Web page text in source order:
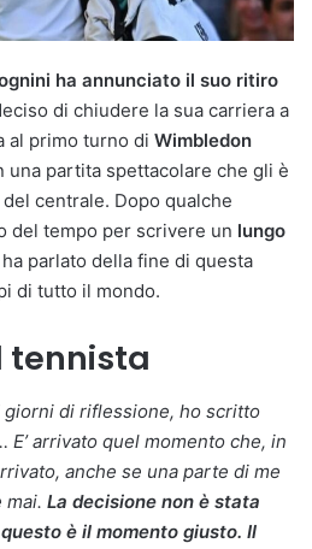
ha annunciato il suo ritiro
di chiudere la sua carriera a
al primo turno di Wimbledon
una partita spettacolare che gli è
centrale. Dopo qualche
del tempo per scrivere un lungo
parlato della fine di questa
di tutto il mondo.
tennista
giorni di riflessione, ho scritto
arrivato quel momento che, in
anche se una parte di me
mai. La decisione non è stata
è il momento giusto. Il